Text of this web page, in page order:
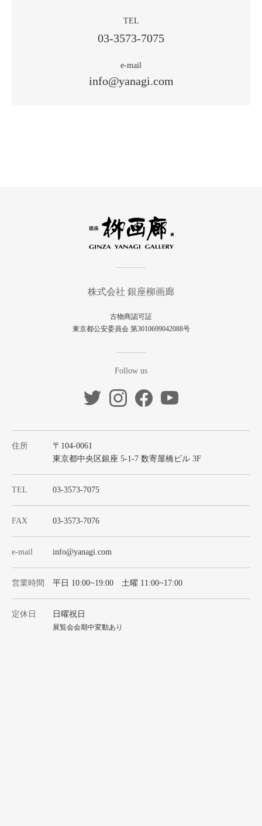
TEL
03-3573-7075
e-mail
info@yanagi.com
株式会社 銀座柳画廊
古物商認可証
東京都公安委員会 第3010699042088号
Follow us
住所
〒104-0061
東京都中央区銀座 5-1-7 数寄屋橋ビル 3F
TEL 03-3573-7075
FAX 03-3573-7076
e-mail info@yanagi.com
営業時間 平日 10:00~19:00 土曜 11:00~17:00
定休日 日曜祝日
展覧会会期中変動あり